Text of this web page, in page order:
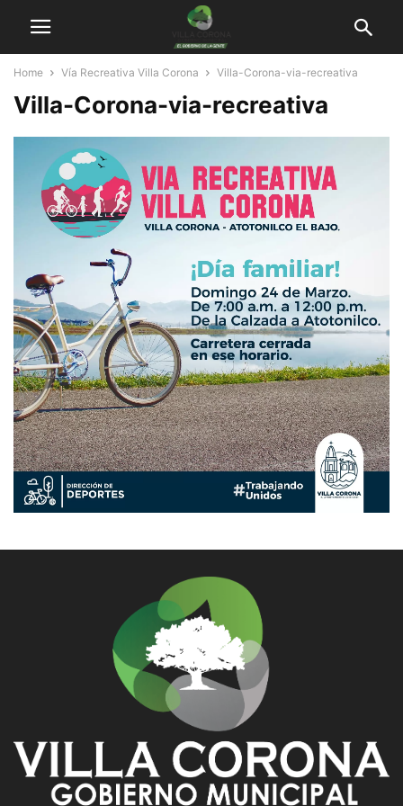
Home Vía Recreativa Villa Corona Villa-Corona-via-recreativa
Villa-Corona-via-recreativa